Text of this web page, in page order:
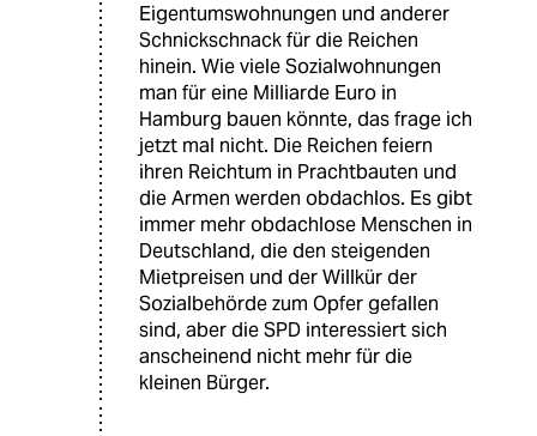
Eigentumswohnungen und anderer
Schnickschnack für die Reichen
hinein. Wie viele Sozialwohnungen
man für eine Milliarde Euro in
Hamburg bauen könnte, das frage ich
jetzt mal nicht. Die Reichen feiern
ihren Reichtum in Prachtbauten und
die Armen werden obdachlos. Es gibt
immer mehr obdachlose Menschen in
Deutschland, die den steigenden
Mietpreisen und der Willkür der
Sozialbehörde zum Opfer gefallen
sind, aber die SPD interessiert sich
anscheinend nicht mehr für die
kleinen Bürger.